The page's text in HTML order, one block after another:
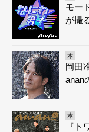
モー
が撮
本
岡田
anan
本
『